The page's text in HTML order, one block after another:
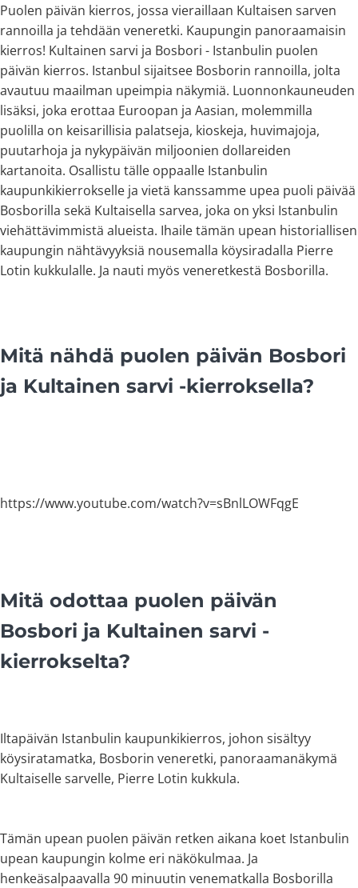
Puolen päivän kierros, jossa vieraillaan Kultaisen sarven
rannoilla ja tehdään veneretki. Kaupungin panoraamaisin
kierros! Kultainen sarvi ja Bosbori - Istanbulin puolen
päivän kierros. Istanbul sijaitsee Bosborin rannoilla, jolta
avautuu maailman upeimpia näkymiä. Luonnonkauneuden
lisäksi, joka erottaa Euroopan ja Aasian, molemmilla
puolilla on keisarillisia palatseja, kioskeja, huvimajoja,
puutarhoja ja nykypäivän miljoonien dollareiden
kartanoita. Osallistu tälle oppaalle Istanbulin
kaupunkikierrokselle ja vietä kanssamme upea puoli päivää
Bosborilla sekä Kultaisella sarvea, joka on yksi Istanbulin
viehättävimmistä alueista. Ihaile tämän upean historiallisen
kaupungin nähtävyyksiä nousemalla köysiradalla Pierre
Lotin kukkulalle. Ja nauti myös veneretkestä Bosborilla.
Mitä nähdä puolen päivän Bosbori
ja Kultainen sarvi -kierroksella?
https://www.youtube.com/watch?v=sBnlLOWFqgE
Mitä odottaa puolen päivän
Bosbori ja Kultainen sarvi -
kierrokselta?
Iltapäivän Istanbulin kaupunkikierros, johon sisältyy
köysiratamatka, Bosborin veneretki, panoraamanäkymä
Kultaiselle sarvelle, Pierre Lotin kukkula.
Tämän upean puolen päivän retken aikana koet Istanbulin
upean kaupungin kolme eri näkökulmaa. Ja
henkeäsalpaavalla 90 minuutin venematkalla Bosborilla